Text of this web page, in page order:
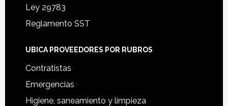
Ley 29783
Reglamento SST
UBICA PROVEEDORES POR RUBROS
Contratistas
Emergencias
Higiene, saneamiento y limpieza